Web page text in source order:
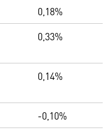
0,18%
0,33%
0,14%
-0,10%